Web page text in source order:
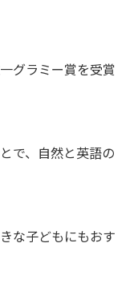
グラミー賞を受賞
で、自然と英語の
な子どもにもおす